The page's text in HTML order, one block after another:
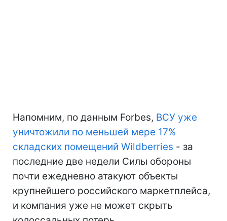
Напомним, по данным Forbes, ВСУ уже
уничтожили по меньшей мере 17%
складских помещений Wildberries - за
последние две недели Силы обороны
почти ежедневно атакуют объекты
крупнейшего российского маркетплейса,
и компания уже не может скрыть